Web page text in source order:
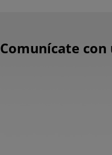
Comunícate